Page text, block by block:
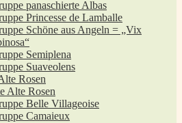
panaschierte Albas
Princesse de Lamballe
Schöne aus Angeln = „Vix
Semiplena
Suaveolens
Rosen
Alte Rosen
Belle Villageoise
Camaieux